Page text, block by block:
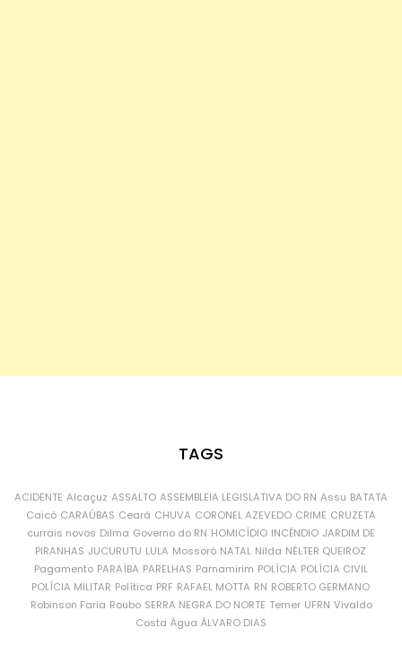
TAGS
ACIDENTE Alcaçuz ASSALTO ASSEMBLEIA LEGISLATIVA DO RN Assu BATATA
Caicó CARAÚBAS Ceará CHUVA CORONEL AZEVEDO CRIME CRUZETA
currais novos Dilma Governo do RN HOMICÍDIO INCÊNDIO JARDIM DE
PIRANHAS JUCURUTU LULA Mossoró NATAL Nilda NÉLTER QUEIROZ
Pagamento PARAÍBA PARELHAS Parnamirim POLÍCIA POLÍCIA CIVIL
POLÍCIA MILITAR Política PRF RAFAEL MOTTA RN ROBERTO GERMANO
Robinson Faria Roubo SERRA NEGRA DO NORTE Temer UFRN Vivaldo
Costa Água ÁLVARO DIAS